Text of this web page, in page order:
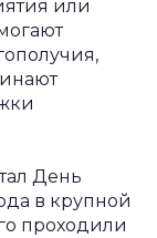
или
День
в крупной
проходили